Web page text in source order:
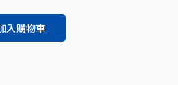
入購物車